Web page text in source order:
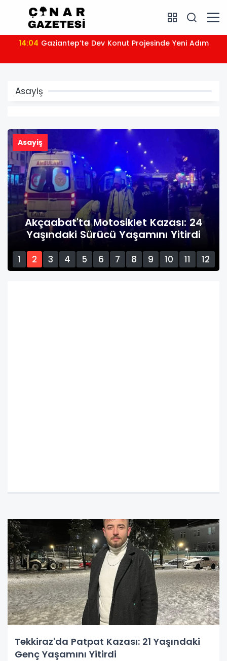
09:22Osmangazi’de İş ve İşveren Aynı Noktada
Asayiş
Asayiş
Akçaabat'ta Motosiklet Kazası: 24
Yaşındaki Sürücü Yaşamını Yitirdi
1 2 3 4 5 6 7 8 9 10 11
12
Tekkiraz'da Patpat Kazası: 21 Yaşındaki
Genç Yaşamını Yitirdi